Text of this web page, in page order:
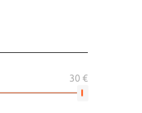
30 €